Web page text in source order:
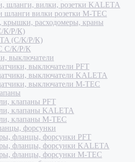
шланги, вилки, розетки KALETA
шланги вилки розетки M-TEC
крышки, расходомеры, краны
К/Р/К)
(С/К/Р/К)
С/К/Р/К
выключатели
выключатели PFT
выключатели KALETA
выключатели M-TEC
клапаны PFT
клапаны KALETA
клапаны M-TEC
форсунки
фланцы, форсунки PFT
фланцы, форсунки KALETA
фланцы, форсунки M-TEC